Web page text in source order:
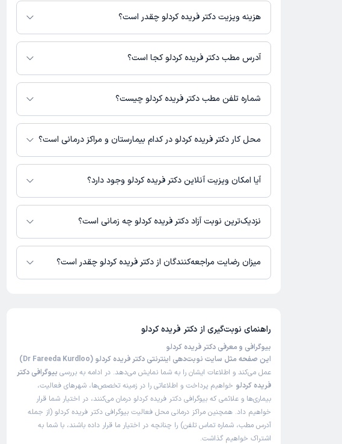
فعالیت می‌کنند.
هزینه ویزیت دکتر فریده کردلو چقدر است؟
برای اطلاع از هزینه ویزیت دکتر فریده کردلو، لازم است با مطب تماس بگیرید.
آدرس مطب دکتر فریده کردلو کجا است؟
دکتر فریده کردلو 1 مطب فعال دارند. آدرس مطب‌های دکتر فریده کردلو به شرح زیر
است.
پلاک 1 - طبقه 2 - واحد 4
شماره تلفن مطب دکتر فریده کردلو چیست؟
مطب خیابان سیدخندان : 02122859450,02122859307
محل کار دکتر فریده کردلو در کدام بیمارستان و مراکز درمانی است؟
اطلاعاتی درباره محل فعالیت دکتر فریده کردلو در مراکز درمانی در دسترس نیست.
آیا امکان ویزیت آنلاین دکتر فریده کردلو وجود دارد؟
در حال حاضر اطلاعاتی درباره ارائه ویزیت آنلاین توسط دکتر فریده کردلو در دسترس
نیست. برای دریافت اطلاعات دقیق‌تر، لطفاً با مطب تماس بگیرید.
نزدیک‌ترین نوبت آزاد دکتر فریده کردلو چه زمانی است؟
زمان نوبت‌دهی و پذیرش بیماران با هماهنگی مطب مشخص می‌شود.
میزان رضایت مراجعه‌کنندگان از دکتر فریده کردلو چقدر است؟
راهنمای نوبت‌گیری از دکتر فریده کردلو
بیوگرافی و معرفی دکتر فریده کردلو
این صفحه مثل سایت نوبت‌دهی اینترنتی دکتر فریده کردلو (Dr Fareeda Kurdloo)
عمل می‌کند و اطلاعات ایشان را به شما نمایش می‌دهد. در ادامه به بررسی بیوگرافی دکتر
فریده کردلو خواهیم پرداخت و اطلاعاتی را در زمینه تخصص‌ها، شهرهای فعالیت،
بیماری‌ها و علائمی که بیوگرافی دکتر فریده کردلو درمان می‌کنند، در اختیار شما قرار
خواهیم داد. همچنین مراکز درمانی محل فعالیت بیوگرافی دکتر فریده کردلو (از جمله
آدرس مطب، شماره تماس تلفن) را چنانچه در اختیار ما قرار داده باشند، با شما به
اشتراک خواهیم گذاشت.